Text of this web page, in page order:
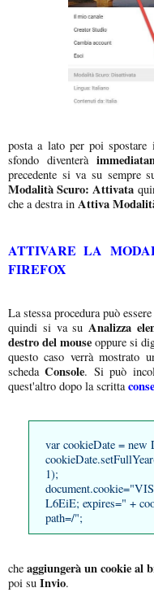
posta a lato per poi
sfondo diventerà
precedente si va su sempre
Modalità Scuro: Attivata
che a destra in Attiva
ATTIVARE LA
FIREFOX
La stessa procedura può
quindi si va suAnalizza
destro del mouse oppure si
questo caso verrà mostrato
schedaConsole. Si può
quest'altro dopo la scritta
var cookieDate = new
1);
L6EiE; expires=" +
path=/";
che aggiungerà un cookie al
poi su Invio.